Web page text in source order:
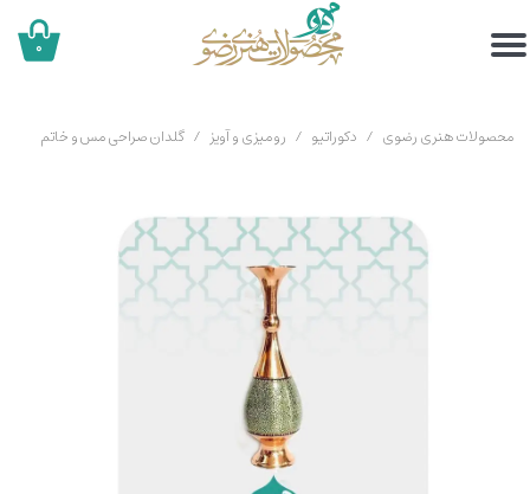
۰
محصولات هنری رضوی دکوراتیو رومیزی و آویز گلدان صراحی مس و خاتم